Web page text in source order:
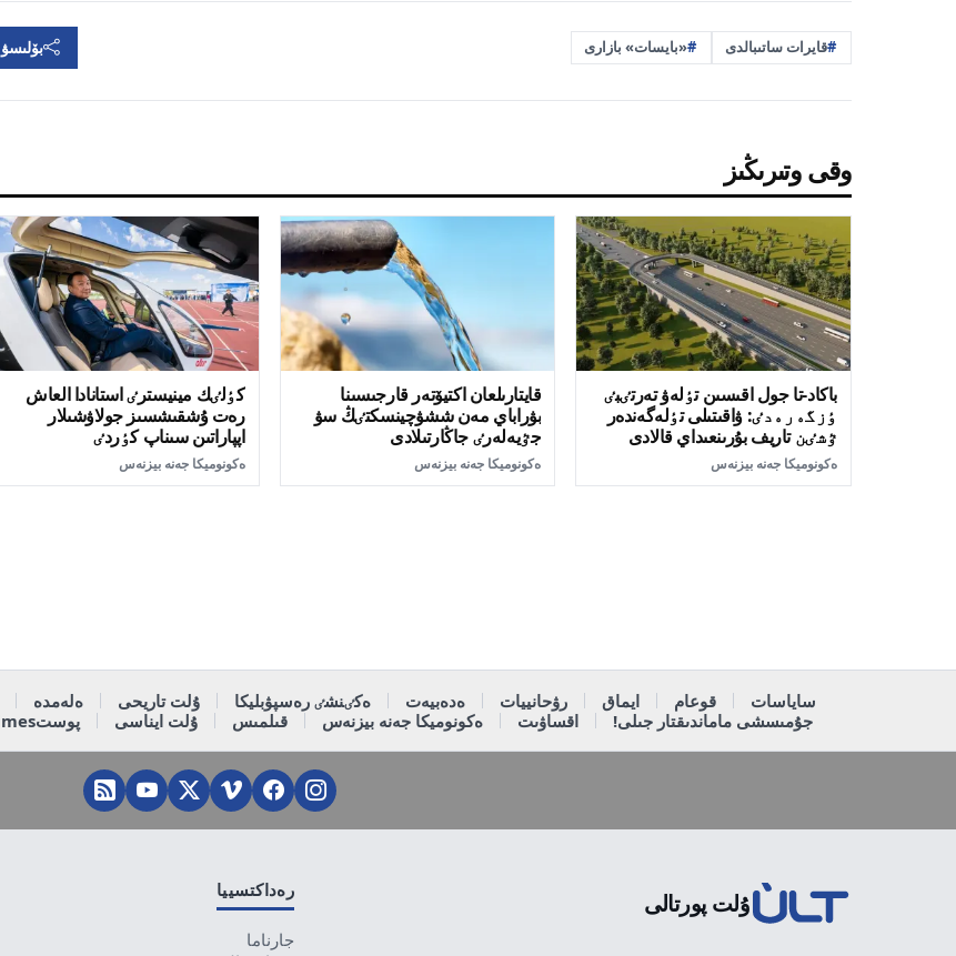
قايرات ساتىبالدى «بايسات» بازارى بۆلىسۋ
وقى وتىرىڭىز
باكاد-تا جول اقىسىن تٶلەۋ تەرتٸبٸ
ٶزگەرەدٸ: ۋاقىتىلى تٶلەگەندەر
ٷشٸن تاريف بۇرىنعىداي قالادى
ەكونوميكا جەنە بيزنەس
قايتارىلعان اكتيۆتەر قارجىسىنا
بۋراباي مەن ششۋچينسكتٸڭ سۋ
جٷيەلەرٸ جاڭارتىلادى
ەكونوميكا جەنە بيزنەس
كٶلٸك مينيسترٸ استانادا العاش
رەت ۇشقىشسىز جولاۋشىلار
اپپاراتىن سىناپ كٶردٸ
ەكونوميكا جەنە بيزنەس
ساياسات قوعام ايماق رۋحانييات ەدەبيەت ەكٸنشٸ رەسپۋبليكا ۇلت تاريحى ەلەمدە
جۇمىسشى ماماندىقتار جىلى!
اقساۋىت ەكونوميكا جەنە بيزنەس قىلمىس ۇلت ايناسى پوستtimes
ۇلت پورتالى رەداكتسييا
جارناما